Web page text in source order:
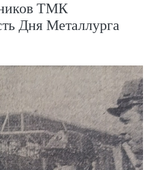
ТМК
Дня Металлурга